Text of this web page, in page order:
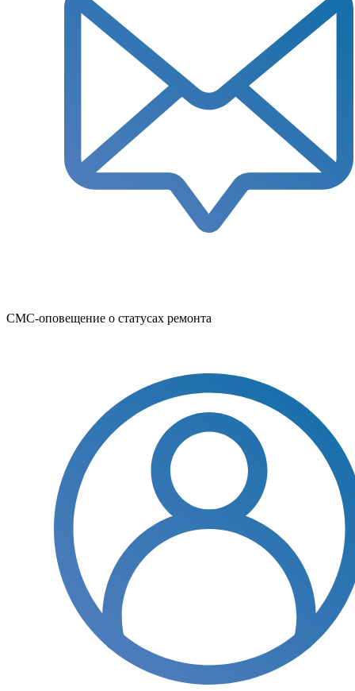
СМС-оповещение о статусах ремонта